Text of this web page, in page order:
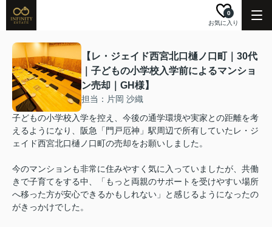
お気に入り
0
【レ・ジェイド西宮北口樋ノ口町｜30代
｜子どもの小学校入学前によるマンショ
ン売却｜GH様】
担当：片岡 沙織
子どもの小学校入学を控え、今後の通学環境や実家との距離を考
えるようになり、阪急「門戸厄神」駅周辺で所有していたレ・ジ
ェイド西宮北口樋ノ口町の売却をお願いしました。
今のマンションも非常に住みやすく気に入っていましたが、共働
きで子育てをする中、「もっと両親のサポートを受けやすい場所
へ移った方が安心できるかもしれない」と感じるようになったの
がきっかけでした。